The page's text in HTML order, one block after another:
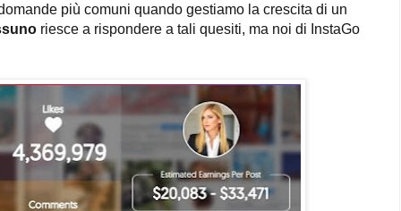
più comuni quando gestiamo la crescita di un
riesce a rispondere a tali quesiti, ma noi di InstaGo